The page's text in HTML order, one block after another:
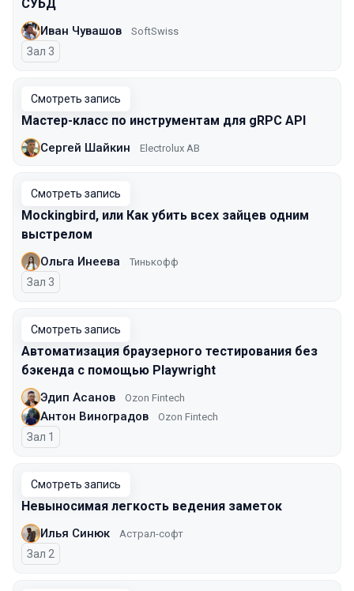
СУБД
Иван Чувашов SoftSwiss
Зал 3
Смотреть запись
Мастер-класс по инструментам для gRPC API
Сергей Шайкин Electrolux AB
Смотреть запись
Mockingbird, или Как убить всех зайцев одним
выстрелом
Ольга Инеева Тинькофф
Зал 3
Смотреть запись
Автоматизация браузерного тестирования без
бэкенда с помощью Playwright
Эдип Асанов Ozon Fintech
Антон Виноградов Ozon Fintech
Зал 1
Смотреть запись
Невыносимая легкость ведения заметок
Илья Синюк Астрал-софт
Зал 2